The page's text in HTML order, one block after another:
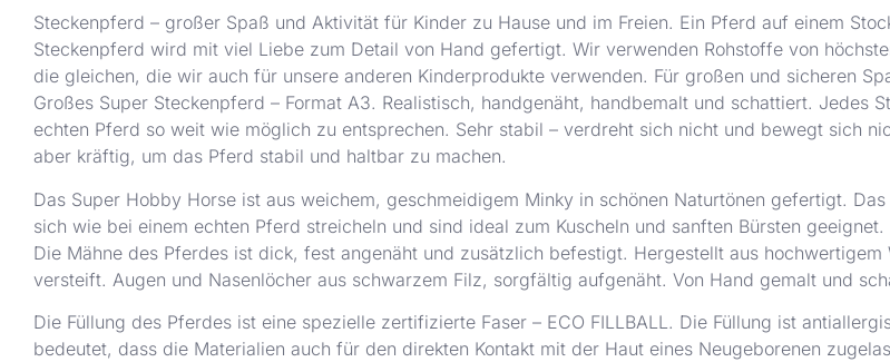
Steckenpferd – großer Spaß und Aktivität für Kinder zu Hause und im Freien. Ein Pferd auf einem
Steckenpferd wird mit viel Liebe zum Detail von Hand gefertigt. Wir verwenden Rohstoffe von
die gleichen, die wir auch für unsere anderen Kinderprodukte verwenden. Für großen und sicheren
Großes Super Steckenpferd – Format A3. Realistisch, handgenäht, handbemalt und schattiert. Jedes
echten Pferd so weit wie möglich zu entsprechen. Sehr stabil – verdreht sich nicht und bewegt sich
aber kräftig, um das Pferd stabil und haltbar zu machen.
Das Super Hobby Horse ist aus weichem, geschmeidigem Minky in schönen Naturtönen gefertigt.
sich wie bei einem echten Pferd streicheln und sind ideal zum Kuscheln und sanften Bürsten geeignet.
Die Mähne des Pferdes ist dick, fest angenäht und zusätzlich befestigt. Hergestellt aus
versteift. Augen und Nasenlöcher aus schwarzem Filz, sorgfältig aufgenäht. Von Hand gemalt und
Die Füllung des Pferdes ist eine spezielle zertifizierte Faser – ECO FILLBALL. Die Füllung ist
bedeutet, dass die Materialien auch für den direkten Kontakt mit der Haut eines Neugeborenen